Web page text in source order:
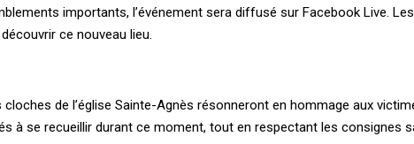
importants, l’événement sera diffusé sur Facebook Live.
ce nouveau lieu.
de l’église Sainte-Agnès résonneront en hommage aux
à se recueillir durant ce moment, tout en respectant les consignes